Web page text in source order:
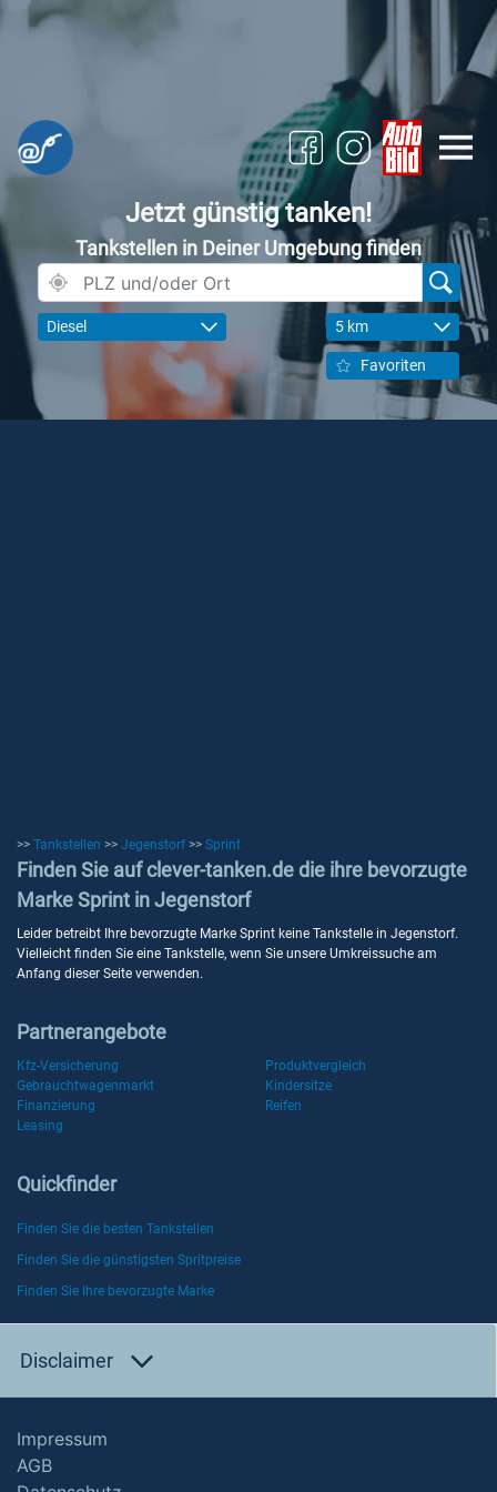
Jetzt günstig tanken!
Tankstellen in Deiner Umgebung finden
Diesel 5 km
Favoriten
>> Tankstellen >> Jegenstorf >> Sprint
Finden Sie auf clever-tanken.de die ihre bevorzugte
Marke Sprint in Jegenstorf
Leider betreibt Ihre bevorzugte Marke Sprint keine Tankstelle in Jegenstorf.
Vielleicht finden Sie eine Tankstelle, wenn Sie unsere Umkreissuche am
Anfang dieser Seite verwenden.
Partnerangebote
Kfz-Versicherung
Produktvergleich
Gebrauchtwagenmarkt
Kindersitze
Finanzierung
Reifen
Leasing
Quickfinder
Finden Sie die besten Tankstellen
Finden Sie die günstigsten Spritpreise
Finden Sie Ihre bevorzugte Marke
Disclaimer
Impressum
AGB